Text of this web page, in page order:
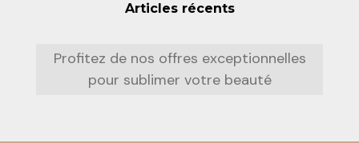
Articles récents
Profitez de nos offres exceptionnelles
pour sublimer votre beauté